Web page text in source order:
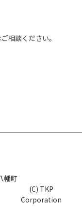
相談ください。
幡町
(C) TKP
Corporation